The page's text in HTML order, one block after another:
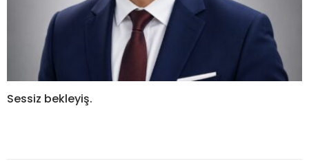
Sessiz bekleyiş.